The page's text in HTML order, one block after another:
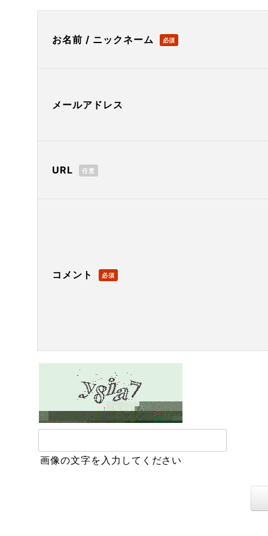
お名前 / ニックネーム 必須
メールアドレス
URL 任意
コメント 必須
画像の文字を入力してください